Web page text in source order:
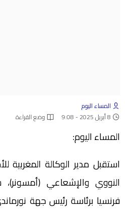
المساء اليوم
8 أبريل 2025 - 9:08
وضع القراءة
المساء اليوم:
استقبل مدير الوكالة المغربية
النووي والإشعاعي (أمسونر)،
فرنسيا برئاسة رئيس جهة